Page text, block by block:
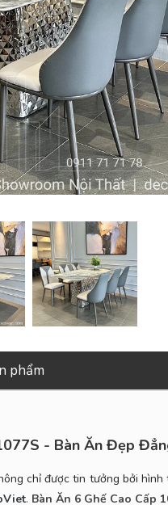
phẩm
- Bàn Ăn Đẹp
chỉ được tin tưởng bởi
. Bàn Ăn 6 Ghế Cao Cấp